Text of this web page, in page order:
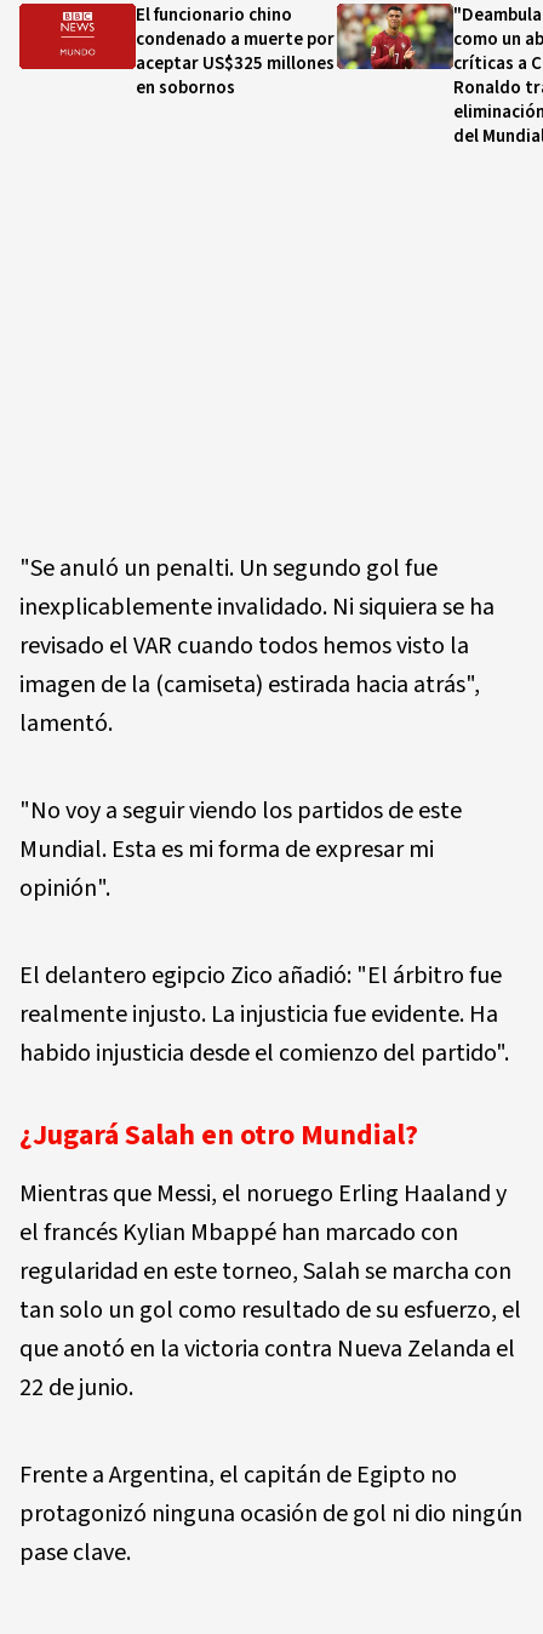
El funcionario chino
condenado a muerte por
aceptar US$325 millones
en sobornos
como un
críticas a
Ronaldo
del
"Se anuló un penalti. Un segundo gol fue
inexplicablemente invalidado. Ni siquiera se ha
revisado el VAR cuando todos hemos visto la
imagen de la (camiseta) estirada hacia atrás",
lamentó.
"No voy a seguir viendo los partidos de este
Mundial. Esta es mi forma de expresar mi
opinión".
El delantero egipcio Zico añadió: "El árbitro fue
realmente injusto. La injusticia fue evidente. Ha
habido injusticia desde el comienzo del partido".
¿Jugará Salah en otro Mundial?
Mientras que Messi, el noruego Erling Haaland y
el francés Kylian Mbappé han marcado con
regularidad en este torneo, Salah se marcha con
tan solo un gol como resultado de su esfuerzo, el
que anotó en la victoria contra Nueva Zelanda el
22 de junio.
Frente a Argentina, el capitán de Egipto no
protagonizó ninguna ocasión de gol ni dio ningún
pase clave.